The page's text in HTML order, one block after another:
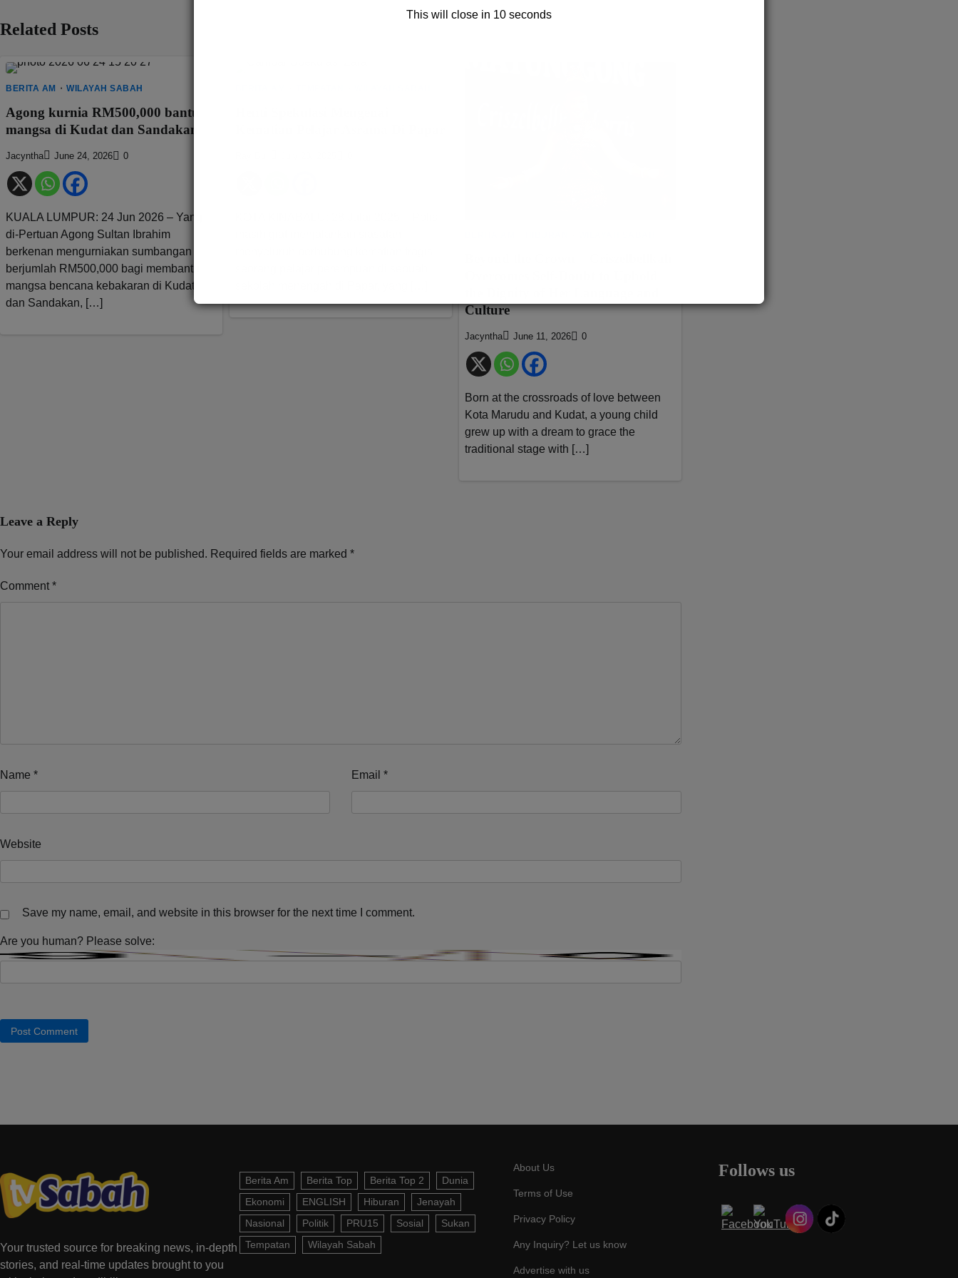
Related Posts
BERITA AM WILAYAH SABAH
Agong kurnia RM500,000 bantu
mangsa di Kudat dan Sandakan
Jacyntha June 24, 2026 0
KUALA LUMPUR: 24 Jun 2026 – Yang
di-Pertuan Agong Sultan Ibrahim
berkenan mengurniakan sumbangan
berjumlah RM500,000 bagi membantu
mangsa bencana kebakaran di Kudat
dan Sandakan, […]
Culture
Jacyntha June 11, 2026 0
Born at the crossroads of love between
Kota Marudu and Kudat, a young child
grew up with a dream to grace the
traditional stage with […]
Leave a Reply
Your email address will not be published. Required fields are marked *
Comment *
Name * Email *
Website
Save my name, email, and website in this browser for the next time I comment.
Are you human? Please solve:
Your trusted source for breaking news, in-depth
stories, and real-time updates brought to you
Berita Am Berita Top Berita Top 2
Dunia
Ekonomi
ENGLISH Hiburan
Jenayah
Nasional
Politik PRU15 Sosial
Sukan
Tempatan
Wilayah Sabah
About Us
Terms of Use
Privacy Policy
Any Inquiry? Let us know
Advertise with us
Follows us
This will close in9seconds